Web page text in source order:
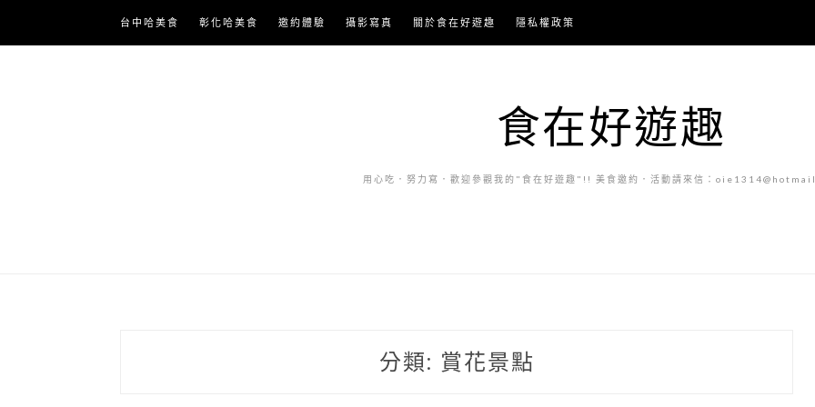
content
台中哈美食 彰化哈美食 邀約體驗 攝影寫真 關於食在好遊趣 隱私權政策
食在好遊趣
用心吃．努力寫．歡迎參觀我的"食在好遊趣"!! 美食邀約．活動請來信：
分類: 賞花景點